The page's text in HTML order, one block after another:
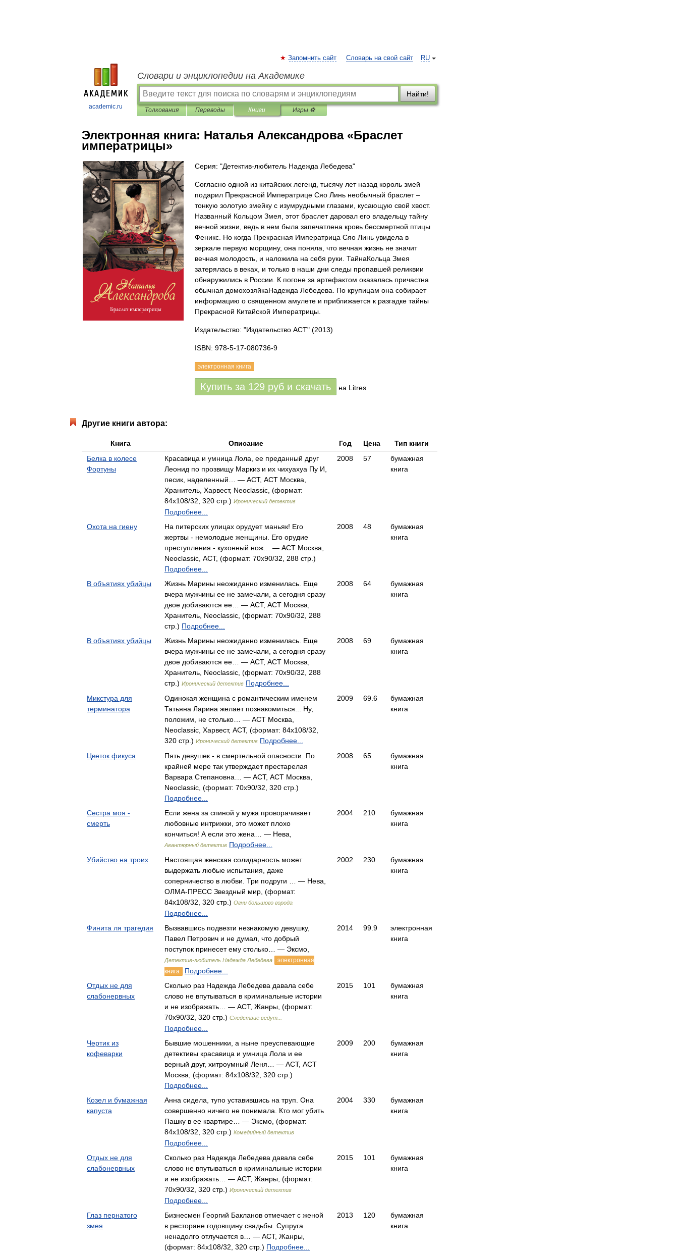
academic.ru
RU
Запомнить сайт Словарь на свой сайт
Словари и энциклопедии на Академике
Найти!
Толкования Переводы Книги Игры ⚽
Электронная книга: Наталья Александрова «Браслет
императрицы»
Серия: "Детектив-любитель Надежда Лебедева"
Cогласно одной из китайских легенд, тысячу лет назад король змей
подарил Прекрасной Императрице Сяо Линь необычный браслет –
тонкую золотую змейку с изумрудными глазами, кусающую свой хвост.
Названный Кольцом Змея, этот браслет даровал его владельцу тайну
вечной жизни, ведь в нем была запечатлена кровь бессмертной птицы
Феникс. Но когда Прекрасная Императрица Сяо Линь увидела в
зеркале первую морщину, она поняла, что вечная жизнь не значит
вечная молодость, и наложила на себя руки. ТайнаКольца Змея
затерялась в веках, и только в наши дни следы пропавшей реликвии
обнаружились в России. К погоне за артефактом оказалась причастна
обычная домохозяйкаНадежда Лебедева. По крупицам она собирает
информацию о священном амулете и приближается к разгадке тайны
Прекрасной Китайской Императрицы.
Издательство: "Издательство АСТ" (2013)
ISBN: 978-5-17-080736-9
электронная книга
Купить за 129 руб и скачать на Litres
Другие книги автора:
Книга Описание Год Цена
Тип книги
Белка в колесе
Фортуны
Красавица и умница Лола, ее преданный друг
Леонид по прозвищу Маркиз и их чихуахуа Пу И,
песик, наделенный… — АСТ, АСТ Москва,
Хранитель, Харвест, Neoclassic, (формат:
84x108/32, 320 стр.) Иронический детектив
Подробнее...
2008 57
бумажная
книга
Охота на гиену
На питерских улицах орудует маньяк! Его
жертвы - немолодые женщины. Его орудие
преступления - кухонный нож… — АСТ Москва,
Neoclassic, АСТ, (формат: 70x90/32, 288 стр.)
Подробнее...
2008 48
бумажная
книга
В объятиях убийцы
Жизнь Марины неожиданно изменилась. Еще
вчера мужчины ее не замечали, а сегодня сразу
двое добиваются ее… — АСТ, АСТ Москва,
Хранитель, Neoclassic, (формат: 70x90/32, 288
стр.) Подробнее...
2008 64
бумажная
книга
В объятиях убийцы
Жизнь Марины неожиданно изменилась. Еще
вчера мужчины ее не замечали, а сегодня сразу
двое добиваются ее… — АСТ, АСТ Москва,
Хранитель, Neoclassic, (формат: 70x90/32, 288
стр.) Иронический детектив Подробнее...
2008 69
бумажная
книга
Микстура для
терминатора
Одинокая женщина с романтическим именем
Татьяна Ларина желает познакомиться... Ну,
положим, не столько… — АСТ Москва,
Neoclassic, Харвест, АСТ, (формат: 84x108/32,
320 стр.) Иронический детектив Подробнее...
2009 69.6
бумажная
книга
Цветок фикуса
Пять девушек - в смертельной опасности. По
крайней мере так утверждает престарелая
Варвара Степановна… — АСТ, АСТ Москва,
Neoclassic, (формат: 70x90/32, 320 стр.)
Подробнее...
2008 65
бумажная
книга
Сестра моя -
смерть
Если жена за спиной у мужа проворачивает
любовные интрижки, это может плохо
кончиться! А если это жена… — Нева,
Авантюрный детектив Подробнее...
2004 210
бумажная
книга
Убийство на троих
Настоящая женская солидарность может
выдержать любые испытания, даже
соперничество в любви. Три подруги … — Нева,
ОЛМА-ПРЕСС Звездный мир, (формат:
84x108/32, 320 стр.) Огни большого города
Подробнее...
2002 230
бумажная
книга
Финита ля трагедия
Вызвавшись подвезти незнакомую девушку,
Павел Петрович и не думал, что добрый
поступок принесет ему столько… — Эксмо,
Детектив-любитель Надежда Лебедева
электронная
книга
Подробнее...
2014 99.9
электронная
книга
Отдых не для
слабонервных
Сколько раз Надежда Лебедева давала себе
слово не впутываться в криминальные истории
и не изображать… — АСТ, Жанры, (формат:
70x90/32, 320 стр.) Следствие ведут...
Подробнее...
2015 101
бумажная
книга
Чертик из
кофеварки
Бывшие мошенники, а ныне преуспевающие
детективы красавица и умница Лола и ее
верный друг, хитроумный Леня… — АСТ, АСТ
Москва, (формат: 84x108/32, 320 стр.)
Подробнее...
2009 200
бумажная
книга
Козел и бумажная
капуста
Анна сидела, тупо уставившись на труп. Она
совершенно ничего не понимала. Кто мог убить
Пашку в ее квартире… — Эксмо, (формат:
84x108/32, 320 стр.) Комедийный детектив
Подробнее...
2004 330
бумажная
книга
Отдых не для
слабонервных
Сколько раз Надежда Лебедева давала себе
слово не впутываться в криминальные истории
и не изображать… — АСТ, Жанры, (формат:
70x90/32, 320 стр.) Иронический детектив
Подробнее...
2015 101
бумажная
книга
Глаз пернатого
змея
Бизнесмен Георгий Бакланов отмечает с женой
в ресторане годовщину свадьбы. Супруга
ненадолго отлучается в… — АСТ, Жанры,
(формат: 84x108/32, 320 стр.) Подробнее...
2013 120
бумажная
книга